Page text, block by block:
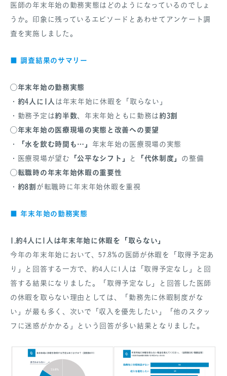
医師の年末年始の勤務実態はどのようになっているのでしょ
うか。印象に残っているエピソードとあわせてアンケート調
査を実施しました。
■ 調査結果のサマリー
◯年末年始の勤務実態
・ 約4人に1人 は年末年始に休暇を「取らない」
・勤務予定は約半数、年末年始ともに勤務は約3割
◯年末年始の医療現場の実態と改善への要望
・ 「水を飲む時間も…」
年末年始の医療現場の実態
・医療現場が望む
「公平なシフト」 と 「代休制度」 の整備
◯転職時の年末年始休暇の重要性
・ 約8割が転職時に年末年始休暇を重視
■ 年末年始の勤務実態
1.約4人に1人は年末年始に休暇を「取らない」
今年の年末年始において、57.8%の医師が休暇を「取得予定あ
り」と回答する一方で、約4人に1人は「取得予定なし」と回
答する結果になりました。「取得予定なし」と回答した医師
の休暇を取らない理由としては、「勤務先に休暇制度がな
い」が最も多く、次いで「収入を優先したい」「他のスタッ
フに迷惑がかかる」という回答が多い結果となりました。